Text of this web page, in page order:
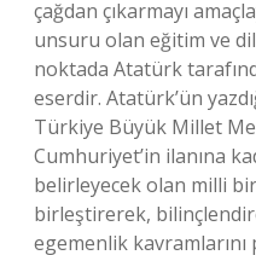
çağdan çıkarmayı
unsuru olan eğitim ve
noktada Atatürk
eserdir. Atatürk’ün
Türkiye Büyük Millet
Cumhuriyet’in ilanına
belirleyecek olan milli
birleştirerek,
egemenlik